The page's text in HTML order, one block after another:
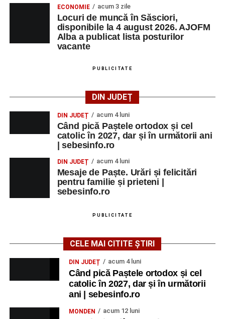
ECONOMIE acum 3 zile
Locuri de muncă în Săsciori,
disponibile la 4 august 2026. AJOFM
Alba a publicat lista posturilor
vacante
PUBLICITATE
DIN JUDEȚ
DIN JUDEȚ acum 4 luni
Când pică Paștele ortodox și cel
catolic în 2027, dar și în următorii ani
| sebesinfo.ro
DIN JUDEȚ acum 4 luni
Mesaje de Paște. Urări și felicitări
pentru familie și prieteni |
sebesinfo.ro
PUBLICITATE
CELE MAI CITITE ȘTIRI
DIN JUDEȚ acum 4 luni
Când pică Paștele ortodox și cel
catolic în 2027, dar și în următorii
ani | sebesinfo.ro
MONDEN acum 12 luni